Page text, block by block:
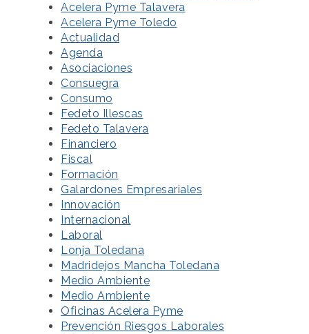
Acelera Pyme Talavera
Acelera Pyme Toledo
Actualidad
Agenda
Asociaciones
Consuegra
Consumo
Fedeto Illescas
Fedeto Talavera
Financiero
Fiscal
Formación
Galardones Empresariales
Innovación
Internacional
Laboral
Lonja Toledana
Madridejos Mancha Toledana
Medio Ambiente
Medio Ambiente
Oficinas Acelera Pyme
Prevención Riesgos Laborales